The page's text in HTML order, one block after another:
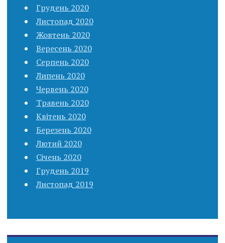
Грудень 2020
Листопад 2020
Жовтень 2020
Вересень 2020
Серпень 2020
Липень 2020
Червень 2020
Травень 2020
Квітень 2020
Березень 2020
Лютий 2020
Січень 2020
Грудень 2019
Листопад 2019